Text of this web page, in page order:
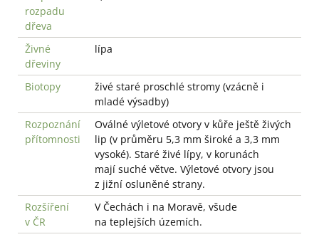
rozpadu
dřeva
Živné
dřeviny
lípa
Biotopy
živé staré proschlé stromy (vzácně i
mladé výsadby)
Rozpoznání
přítomnosti
Oválné výletové otvory v kůře ještě živých
lip (v průměru 5,3 mm široké a 3,3 mm
vysoké). Staré živé lípy, v korunách
mají suché větve. Výletové otvory jsou
z jižní osluněné strany.
Rozšíření
v ČR
V Čechách i na Moravě, všude
na teplejších územích.